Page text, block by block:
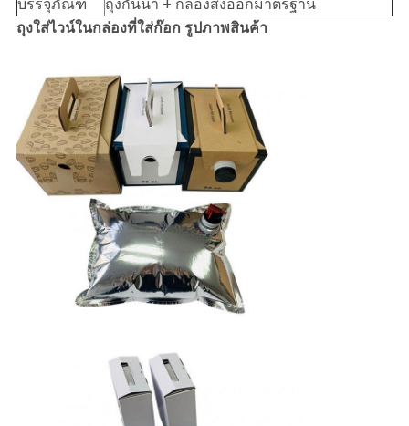
บรรจุภัณฑ์
ถุงกันน้ำ + กล่องส่งออกมาตรฐาน
ถุงใส่ไวน์ในกล่องที่ใส่ก๊อก รูปภาพสินค้า